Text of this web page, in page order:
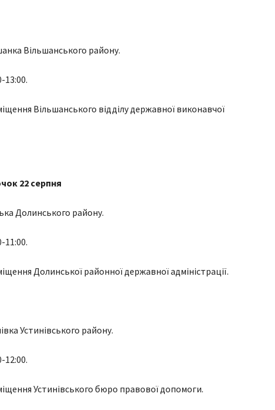
Вільшанського району.
13:00.
Вільшанського відділу державної виконавчої
22 серпня
Долинського району.
11:00.
Долинської районної державної адміністрації.
Устинівського району.
12:00.
Устинівського бюро правової допомоги.